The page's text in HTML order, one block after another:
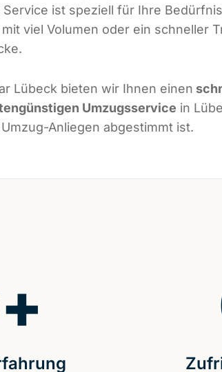
Service ist speziell für Ihre
viel Volumen oder ein schneller
Lübeck bieten wir Ihnen einen
Umzugsservice in
Anliegen abgestimmt ist.
+